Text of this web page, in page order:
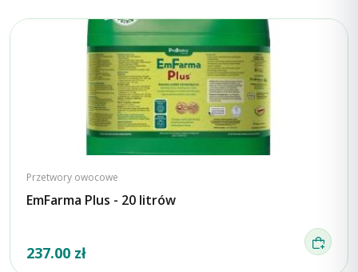
Przetwory owocowe
EmFarma Plus - 20 litrów
237.00 zł